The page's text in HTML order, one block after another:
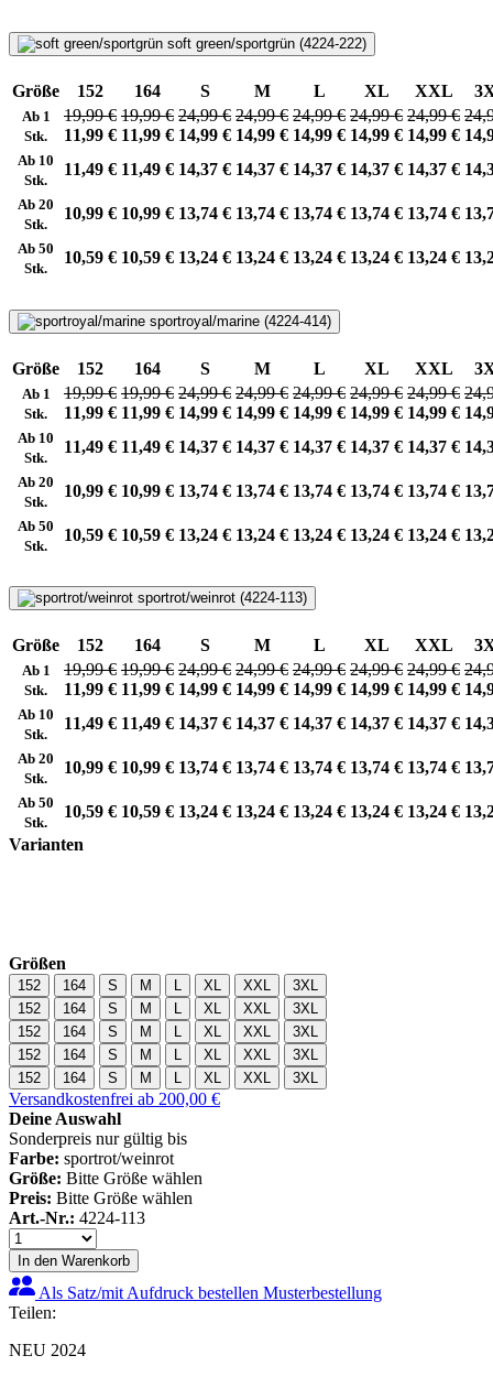
soft green/sportgrün (4224-222)
Größe 152 164 S M L XL XXL
Ab 1
Stk.
19,99 €
11,99 €
19,99 €
11,99 €
24,99 €
14,99 €
24,99 €
14,99 €
24,99 €
14,99 €
24,99 €
14,99 €
24,99 €
14,99 €
Ab 10
Stk.
11,49 € 11,49 € 14,37 € 14,37 € 14,37 € 14,37 € 14,37 €
Ab 20
Stk.
10,99 € 10,99 € 13,74 € 13,74 € 13,74 € 13,74 € 13,74 €
Ab 50
Stk.
10,59 € 10,59 € 13,24 € 13,24 € 13,24 € 13,24 € 13,24 €
sportroyal/marine (4224-414)
Größe 152 164 S M L XL XXL
Ab 1
Stk.
19,99 €
11,99 €
19,99 €
11,99 €
24,99 €
14,99 €
24,99 €
14,99 €
24,99 €
14,99 €
24,99 €
14,99 €
24,99 €
14,99 €
Ab 10
Stk.
11,49 € 11,49 € 14,37 € 14,37 € 14,37 € 14,37 € 14,37 €
Ab 20
Stk.
10,99 € 10,99 € 13,74 € 13,74 € 13,74 € 13,74 € 13,74 €
Ab 50
Stk.
10,59 € 10,59 € 13,24 € 13,24 € 13,24 € 13,24 € 13,24 €
sportrot/weinrot (4224-113)
Größe 152 164 S M L XL XXL
Ab 1
Stk.
19,99 €
11,99 €
19,99 €
11,99 €
24,99 €
14,99 €
24,99 €
14,99 €
24,99 €
14,99 €
24,99 €
14,99 €
24,99 €
14,99 €
Ab 10
Stk.
11,49 € 11,49 € 14,37 € 14,37 € 14,37 € 14,37 € 14,37 €
Ab 20
Stk.
10,99 € 10,99 € 13,74 € 13,74 € 13,74 € 13,74 € 13,74 €
Ab 50
Stk.
10,59 € 10,59 € 13,24 € 13,24 € 13,24 € 13,24 € 13,24 €
Varianten
Größen
152 164 S M L XL XXL
3XL
152
164 S M L XL XXL
3XL
152
164 S M L XL XXL
3XL
152
164 S M L XL XXL
3XL
152
164 S M L XL XXL 3XL
Versandkostenfrei ab 200,00 €
Deine Auswahl
Sonderpreis nur gültig bis
Farbe: sportrot/weinrot
Größe: Bitte Größe wählen
Preis: Bitte Größe wählen
Art.-Nr.: 4224-113
In den Warenkorb
Als Satz/mit Aufdruck bestellen Musterbestellung
Teilen:
NEU 2024